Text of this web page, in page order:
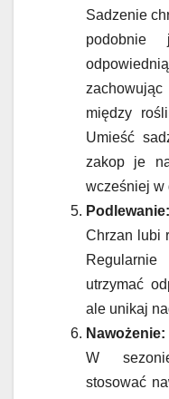
Sadzenie
między
Umieść
zakop je
wcześniej w
Podlewanie:
Chrzan lubi
utrzymać
ale unikaj
Nawożenie:
W
stosować